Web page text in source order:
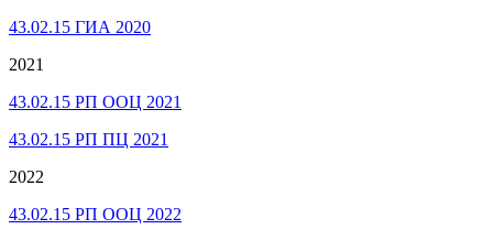
43.02.15 ГИА 2020
2021
43.02.15 РП ООЦ 2021
43.02.15 РП ПЦ 2021
2022
43.02.15 РП ООЦ 2022